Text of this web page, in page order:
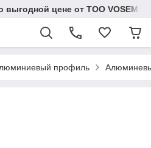
выгодной цене от ТОО VOSEM
профиль